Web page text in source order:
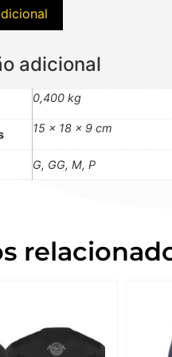
adicional
0,400 kg
15 × 18 × 9 cm
G, GG, M, P